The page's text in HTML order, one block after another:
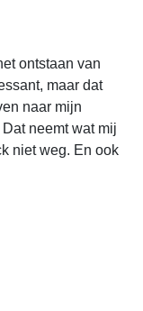
ontstaan van
maar dat
naar mijn
neemt wat mij
niet weg. En ook